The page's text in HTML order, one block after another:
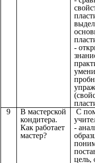
-
9
В мастерской
кондитера.
Как работает
мастер?
С
-
цель,